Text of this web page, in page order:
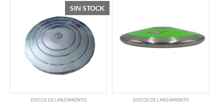
SIN STOCK
DISCOS DE LANZAMIENTO DISCOS DE LANZAMIENTO